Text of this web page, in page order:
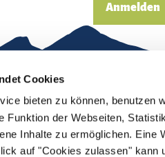
Cookies
bieten zu können, benutzen
Funktion der Webseiten,
Inhalte zu ermöglichen. Eine
auf "Cookies zulassen" kann
Anmelden